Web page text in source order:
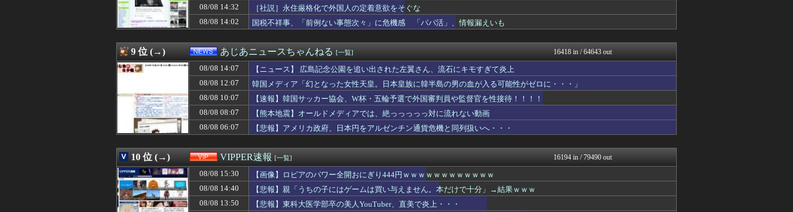
08/08 15:20
【悲報】 飛行機のパイロットさん、「駅弁」を食べていることがバレる……
08/08 15:20
基地外パヨク集団「人殺しの汚い足で広島の土を踏むな！」→広島県民「お前らの方が...
ラビット速報
08/08 15:19
【画像】裏垢JD「新しい下着可愛いからみて！」www
じわ速 芸能ニュースまとめ
08/08 15:15
【画像】NASAが開発した素材採用､着るだけで瞬時に-15℃冷却する冷感ポンチ...
理想ちゃんねる
08/08 15:15
家の前の花火が一斉に暴発、玄関先に駆け込む一家「なんであのドア鍵かけてんだ」【...
QQQ(海外の反応)
08/08 15:15
九州だと8月9日に登校日で宿題の進捗チェックと平和学習やってたけど他の地域はや...
友達「お前、なんか性犯罪者みたいな思考で気持ち悪いな」言われたわ
りぷらい速報
公園で海老剥いて食べてたらこうなるwww
まとめCUP
08/08 15:12
彼氏からプロポーズされた私。だが彼は自分の両親に私の存在を一度も報告してなかっ...
08/08 15:12
【仮面ライダー電王】ウラタロス、嘘つきだけど意外と常識人寄りだよね
08/08 15:12
【悲報】熊本の被災地、『異常事態』が発生してしまう！！！！！！！！
NEWSまとめもりー｜2c...
08/08 15:11
【悲報】佐藤二朗さん主演の「踊る」スピンオフ作品、結局撮影中止が決定wwwww...
mashlife通信
08/08 15:10
【悲報】佐藤二朗さん主演の「踊る」スピンオフ作品、結局撮影中止が決定ｗｗｗｗ...
なんJ PRIDE
08/08 15:10
【画像】爆乳のオタク女さん、うっかりインタビューを受けてしまうｗｗｗwｗｗｗｗ...
なんJミュージアム
08/08 15:10
【画像】セブンイレブン、ついに神商品を販売ｗｗｗ
08/08 15:10
【速報】習近平が愛国心を煽った結果、日本兵を撃退する「抗日テーマパーク」が各地...
08/08 15:09
【悲報】九州名物の鶏刺しを食べた医師、全身麻痺になり車椅子生活「死んだ方が良い...
コノユビニュース｜みんなの...
08/08 15:09
【始まる】轟はじめが『あつまれどうぶつの森』でホテル経営！？
08/08 14:32
［社説］永住厳格化で外国人の定着意欲をそぐな
08/08 14:02
国税不祥事、「前例ない事態次々」に危機感 「パパ活」、情報漏えいも
9 位 (→) あじあニュースちゃんねる [一覧] 16418 in / 64643 out
08/08 14:07
【ニュース】 広島記念公園を追い出された左翼さん、流石にキモすぎて炎上
08/08 12:07
韓国メディア「幻となった女性天皇。日本皇族に韓半島の男の血が入る可能性がゼロに・・・」
08/08 10:07
【速報】韓国サッカー協会、W杯・五輪予選で外国審判員や監督官を性接待！！！！
08/08 08:07
【熊本地震】オールドメディアでは、絶っっっっっ対に流れない動画
08/08 06:07
【悲報】アメリカ政府、日本円をアルゼンチン通貨危機と同列扱いへ・・・
10 位 (→) VIPPER速報 [一覧] 16194 in / 79490 out
08/08 15:30
【画像】ロピアのパワー全開おにぎり444円ｗｗｗｗｗｗｗｗｗｗｗｗ
08/08 14:40
【悲報】親「うちの子にはゲームは買い与えません。本だけで十分」→結果ｗｗｗ
08/08 13:50
【悲報】東科大医学部卒の美人YouTuber、直美で炎上・・・